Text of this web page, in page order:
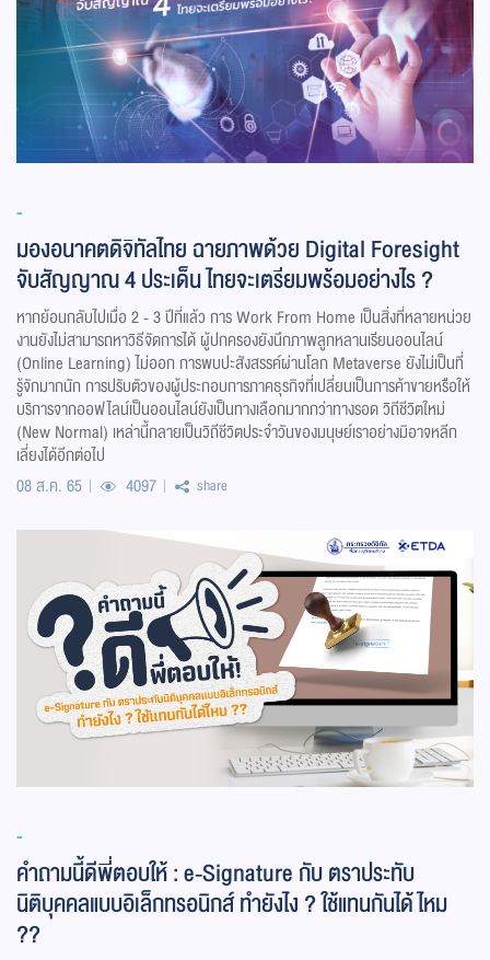
-
มองอนาคตดิจิทัลไทย ฉายภาพด้วย Digital Foresight
จับสัญญาณ 4 ประเด็น ไทยจะเตรียมพร้อมอย่างไร ?
หากย้อนกลับไปเมื่อ 2 - 3 ปีที่แล้ว การ Work From Home เป็นสิ่งที่หลายหน่วย
งานยังไม่สามารถหาวิธีจัดการได้ ผู้ปกครองยังนึกภาพลูกหลานเรียนออนไลน์
(Online Learning) ไม่ออก การพบปะสังสรรค์ผ่านโลก Metaverse ยังไม่เป็นที่
รู้จักมากนัก การปรับตัวของผู้ประกอบการภาคธุรกิจที่เปลี่ยนเป็นการค้าขายหรือให้
บริการจากออฟไลน์เป็นออนไลน์ยังเป็นทางเลือกมากกว่าทางรอด วิถีชีวิตใหม่
(New Normal) เหล่านี้กลายเป็นวิถีชีวิตประจำวันของมนุษย์เราอย่างมิอาจหลีก
เลี่ยงได้อีกต่อไป
08 ส.ค. 65
4097 share
-
คำถามนี้ดีพี่ตอบให้ : e-Signature กับ ตราประทับ
นิติบุคคลแบบอิเล็กทรอนิกส์ ทำยังไง ? ใช้แทนกันได้ไหม
??